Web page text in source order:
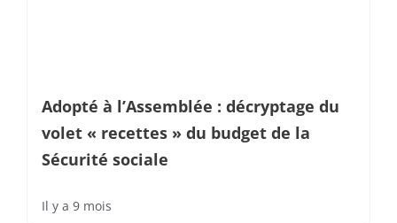
Adopté à l’Assemblée : décryptage du
volet « recettes » du budget de la
Sécurité sociale
Il y a 9 mois